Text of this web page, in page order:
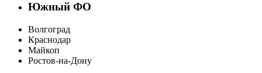
Южный ФО
Волгоград
Краснодар
Майкоп
Ростов-на-Дону